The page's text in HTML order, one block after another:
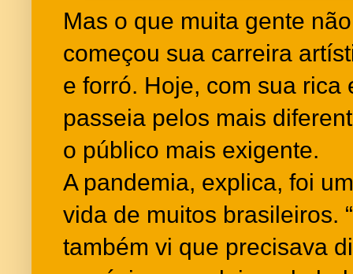
Mas o que muita gente
começou sua carreira
e forró. Hoje, com sua rica
passeia pelos mais
o público mais exigente.
A pandemia, explica, foi
vida de muitos brasileiros.
também vi que precisava